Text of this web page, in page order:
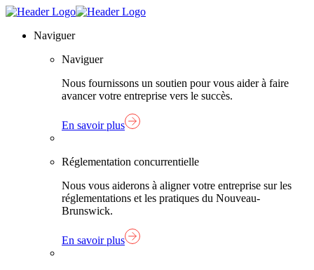
Skip
content
Lien
Naviguer
Naviguer
Nous fournissons un soutien pour vous aider à faire
avancer votre entreprise vers le succès.
En savoir plus
Réglementation concurrentielle
Nous vous aiderons à aligner votre entreprise sur les
réglementations et les pratiques du Nouveau-
Brunswick.
En savoir plus